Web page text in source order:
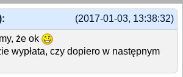
(2017-01-03, 13:38:32)
że ok
wypłata, czy dopiero w następnym